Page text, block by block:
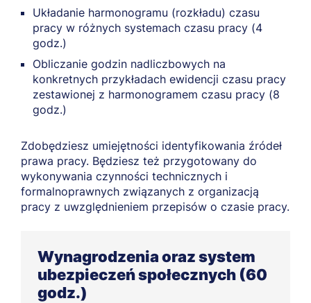
Układanie harmonogramu (rozkładu) czasu
pracy w różnych systemach czasu pracy (4
godz.)
Obliczanie godzin nadliczbowych na
konkretnych przykładach ewidencji czasu pracy
zestawionej z harmonogramem czasu pracy (8
godz.)
Zdobędziesz umiejętności identyfikowania źródeł
prawa pracy. Będziesz też przygotowany do
wykonywania czynności technicznych i
formalnoprawnych związanych z organizacją
pracy z uwzględnieniem przepisów o czasie pracy.
Wynagrodzenia oraz system
ubezpieczeń społecznych (60
godz.)